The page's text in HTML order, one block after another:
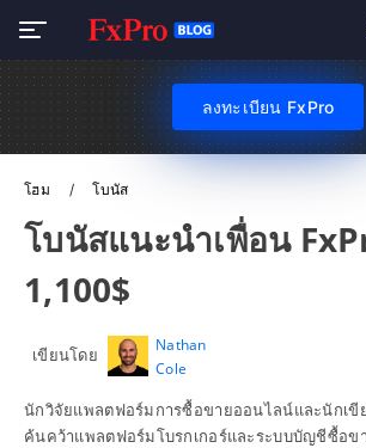
ลงทะเบียน FxPro
โฮม โบนัส
โบนัสแนะนำเพื่อน
1,100$
เขียนโดย
Nathan
Cole
นักวิจัยแพลตฟอร์มการซื้อขายออนไลน์และนักเขี
ค้นคว้าแพลตฟอร์มโบรกเกอร์และระบบบัญชีซื้อข